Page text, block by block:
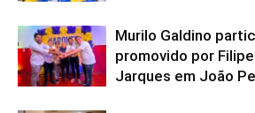
Murilo Galdino
promovido por Filipe
Jarques em João